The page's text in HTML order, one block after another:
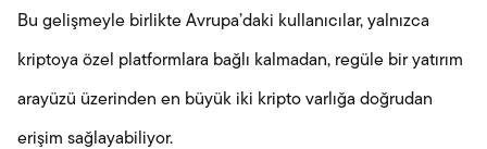
Bu gelişmeyle birlikte Avrupa’daki kullanıcılar, yalnızca
kriptoya özel platformlara bağlı kalmadan, regüle bir yatırım
arayüzü üzerinden en büyük iki kripto varlığa doğrudan
erişim sağlayabiliyor.